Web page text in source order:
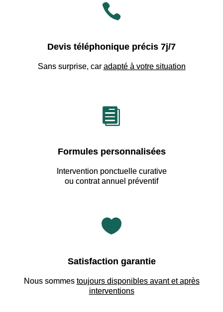

Devis téléphonique précis 7j/7
Sans surprise, car adapté à votre situation

Formules personnalisées
Intervention ponctuelle curative
ou contrat annuel préventif

Satisfaction garantie
Nous sommes toujours disponibles avant et après
interventions